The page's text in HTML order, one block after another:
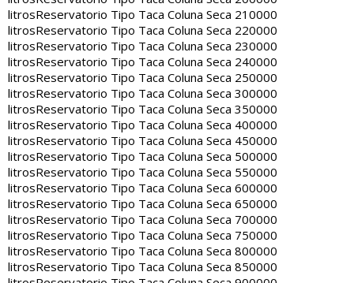
litrosReservatorio Tipo Taca Coluna Seca 210000
litrosReservatorio Tipo Taca Coluna Seca 220000
litrosReservatorio Tipo Taca Coluna Seca 230000
litrosReservatorio Tipo Taca Coluna Seca 240000
litrosReservatorio Tipo Taca Coluna Seca 250000
litrosReservatorio Tipo Taca Coluna Seca 300000
litrosReservatorio Tipo Taca Coluna Seca 350000
litrosReservatorio Tipo Taca Coluna Seca 400000
litrosReservatorio Tipo Taca Coluna Seca 450000
litrosReservatorio Tipo Taca Coluna Seca 500000
litrosReservatorio Tipo Taca Coluna Seca 550000
litrosReservatorio Tipo Taca Coluna Seca 600000
litrosReservatorio Tipo Taca Coluna Seca 650000
litrosReservatorio Tipo Taca Coluna Seca 700000
litrosReservatorio Tipo Taca Coluna Seca 750000
litrosReservatorio Tipo Taca Coluna Seca 800000
litrosReservatorio Tipo Taca Coluna Seca 850000